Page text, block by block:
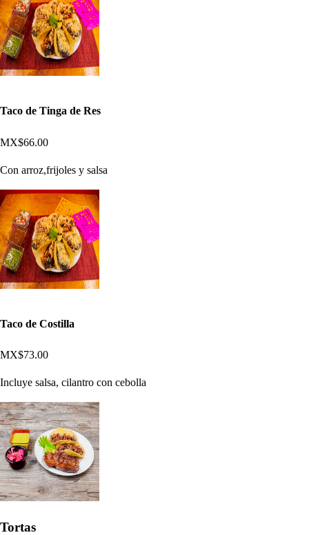
Taco de Tinga de Res
MX$66.00
Con arroz,frijoles y salsa
Taco de Costilla
MX$73.00
Incluye salsa, cilantro con cebolla
Tortas